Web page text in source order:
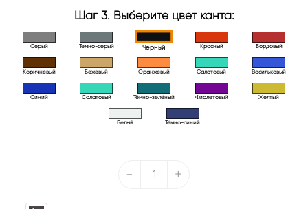
Шаг 3. Выберите цвет канта:
Серый Темно-серый Черный Красный Бордовый
Коричневый Бежевый Оранжевый Салатовый Васильковый
Синий Салатовый Тёмно-зелёный Фиолетовый Желтый
Белый Тёмно-синий
- +